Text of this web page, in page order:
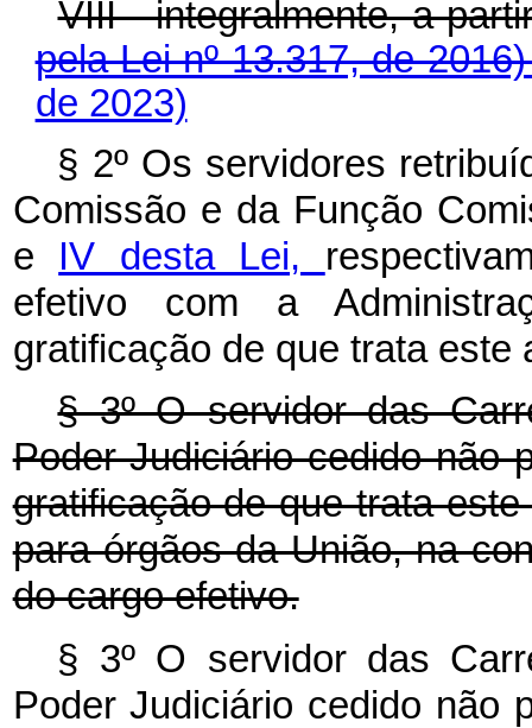
VIII - integralmente, a
pela Lei nº 13.317, de
de 2023)
§ 2º Os servidores
Comissão e da Função
e IV desta Lei,
efetivo com a
gratificação de que trata este
§ 3º O servidor das
Poder Judiciário cedido não
gratificação de que trata
para órgãos da União, na
do cargo efetivo.
§ 3º O servidor das
Poder Judiciário cedido não